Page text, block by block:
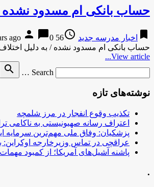
حساب بانکی ام مسدود نشده /
bookmark اخبار مدرسه جدید access_time
56 years ago
person chat_bubble0
حساب بانکی ام مسدود نشده / به دلیل اختلاف
View article...
Search …
search
نوشته‌های تازه
تکذیب وقوع انفجار در مرز شلمچه
اعتراف رسانه صهیونیستی به ناکامی
پزشکیان: وفاق ملی مهم‌ترین سرمایه
عراقچی در تماس وزیرخارجه اوکراین:
پاشنه آشیل‌های آمریکا؛ از کمبود
.